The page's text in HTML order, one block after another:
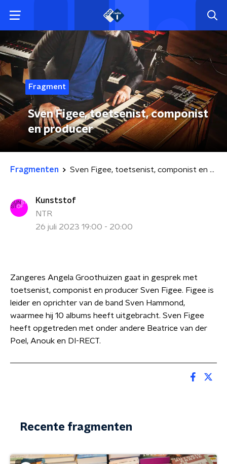
Fragment
Sven Figee, toetsenist, componist
en producer
Fragmenten Sven Figee, toetsenist, componist en producer
Kunststof
NTR
26 juli 2023 19:00 - 20:00
Zangeres Angela Groothuizen gaat in gesprek met
toetsenist, componist en producer Sven Figee. Figee is
leider en oprichter van de band Sven Hammond,
waarmee hij 10 albums heeft uitgebracht. Sven Figee
heeft opgetreden met onder andere Beatrice van der
Poel, Anouk en DI-RECT.
Recente fragmenten